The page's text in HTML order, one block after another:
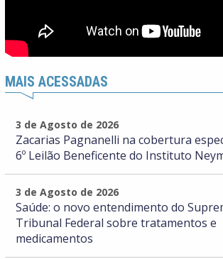
MAIS ACESSADAS
3 de Agosto de 2026
Zacarias Pagnanelli na cobertura
6º Leilão Beneficente do Instituto
3 de Agosto de 2026
Saúde: o novo entendimento do
Tribunal Federal sobre tratamentos e
medicamentos